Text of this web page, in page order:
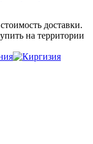
доставки.
на территории